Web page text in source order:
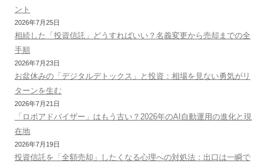
ント
2026年7月25日
相続した「投資信託」どうすればいい？名義変更から売却までの全
手順
2026年7月23日
お盆休みの「デジタルデトックス」と投資：相場を見ない勇気がリ
ターンを生む
2026年7月21日
「ロボアドバイザー」はもう古い？2026年のAI自動運用の進化と現
在地
2026年7月19日
投資信託を「全額売却」したくなる心理への対処法：出口は一瞬で